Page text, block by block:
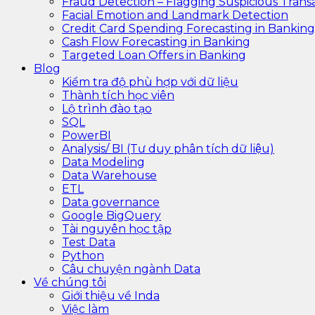
Facial Emotion and Landmark Detection
Credit Card Spending Forecasting in Banking
Cash Flow Forecasting in Banking
Targeted Loan Offers in Banking
Blog
Kiểm tra độ phù hợp với dữ liệu
Thành tích học viên
Lộ trình đào tạo
SQL
PowerBI
Analysis/ BI (Tư duy phân tích dữ liệu)
Data Modeling
Data Warehouse
ETL
Data governance
Google BigQuery
Tài nguyên học tập
Test Data
Python
Câu chuyện ngành Data
Về chúng tôi
Giới thiệu về Inda
Việc làm